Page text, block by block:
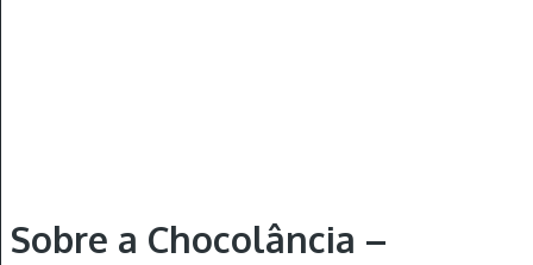
Sobre a Chocolância –